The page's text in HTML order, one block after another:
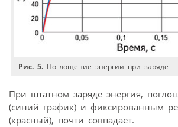
Рис. 5. Поглощение энергии при заряде
При штатном заряде энергия,
(синий график) и фиксированным
(красный), почти совпадает.